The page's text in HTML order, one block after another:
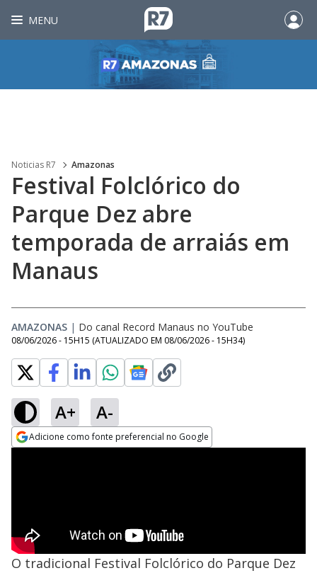
MENU
Noticias R7 Amazonas
Festival Folclórico do
Parque Dez abre
temporada de arraiás em
Manaus
AMAZONAS | Do canal Record Manaus no YouTube
08/06/2026 - 15H15 (ATUALIZADO EM 08/06/2026 - 15H34)
A+ A-
Adicione como fonte preferencial no Google
O tradicional Festival Folclórico do Parque Dez